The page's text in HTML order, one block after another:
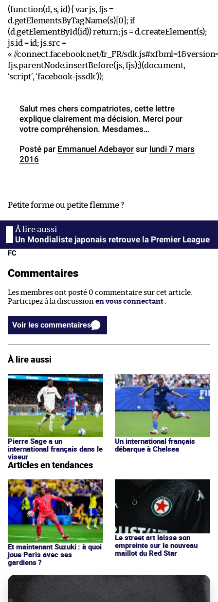
(function(d, s, id) { var js, fjs =
d.getElementsByTagName(s)[0]; if
(d.getElementById(id)) return; js = d.createElement(s);
js.id = id; js.src =
« //connect.facebook.net/fr_FR/
fjs.parentNode.insertBefore(js, fjs);}(document,
‘script’, ‘facebook-jssdk’));
Salut mes chers compatriotes, cette lettre
explique clairement ma décision. Merci pour
votre compréhension. Mesdames…
Posté par Emmanuel Adebayor sur lundi 7 mars
2016
Petite forme ou petite flemme ?
Un Mondialiste japonais retrouve la Premier League
FC
Commentaires
Les membres ont posté 0 commentaire sur cet article.
Participez à la discussion en vous connectant .
Voir les commentaires
À lire aussi
Pierre Sage a un
international français dans le
viseur
Un international français
débarque à Chelsea
Articles en tendances
Et maintenant Suzuki : à quoi
joue Paris avec ses
gardiens ?
Le street art laisse son
empreinte sur le nouveau
maillot du Red Star